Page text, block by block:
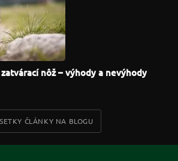
nôž – výhody a nevýhody
ČLÁNKY NA BLOGU